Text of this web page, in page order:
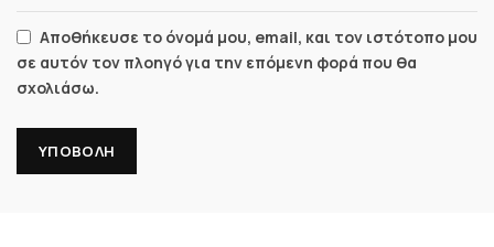
Αποθήκευσε το όνομά μου, email, και τον ιστότοπο μου
σε αυτόν τον πλοηγό για την επόμενη φορά που θα
σχολιάσω.